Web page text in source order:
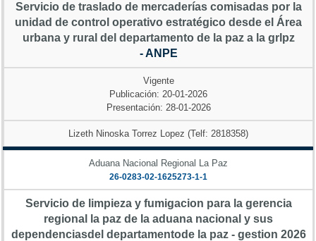
Servicio de traslado de mercaderías comisadas por la
unidad de control operativo estratégico desde el Área
urbana y rural del departamento de la paz a la grlpz
- ANPE
Vigente
Publicación: 20-01-2026
Presentación: 28-01-2026
Lizeth Ninoska Torrez Lopez (Telf: 2818358)
Aduana Nacional Regional La Paz
26-0283-02-1625273-1-1
Servicio de limpieza y fumigacion para la gerencia
regional la paz de la aduana nacional y sus
dependenciasdel departamentode la paz - gestion 2026